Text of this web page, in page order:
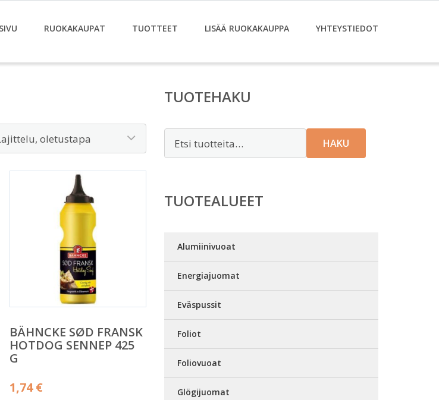
RUOKAKAUPAT TUOTTEET LISÄÄ RUOKAKAUPPA YHTEYSTIEDOT
BÄHNCKE SØD FRANSK
HOTDOG SENNEP 425
G
1,74€
TUOTEHAKU
HAKU
TUOTEALUEET
Alumiinivuoat
Energiajuomat
Eväspussit
Foliot
Foliovuoat
Glögijuomat